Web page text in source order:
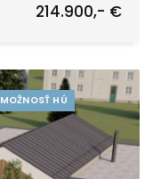
214.900,- €
MOŽNOSŤ HÚ